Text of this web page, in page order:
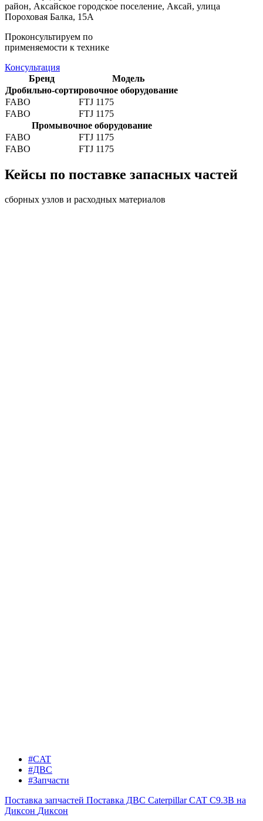
район, Аксайское городское поселение, Аксай, улица
Пороховая Балка, 15А
Проконсультируем по
применяемости к технике
Консультация
Бренд
Модель
Дробильно-сортировочное оборудование
FABO
FTJ 1175
FABO
FTJ 1175
Промывочное оборудование
FABO
FTJ 1175
FABO
FTJ 1175
Кейсы по поставке запасных частей
сборных узлов и расходных материалов
#CAT
#ДВС
#Запчасти
Поставка запчастей Поставка ДВС Caterpillar CAT C9.3B на
Диксон Диксон